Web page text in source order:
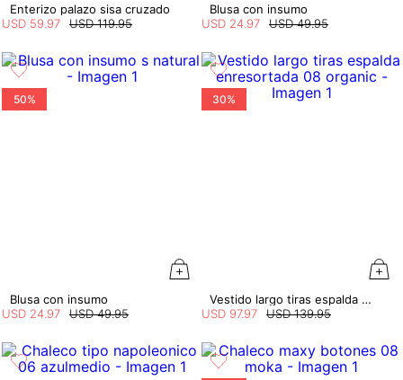
Enterizo palazo sisa cruzado
USD 119.95
USD 59 97
Blusa con insumo
USD 49.95
USD 24 97
50%
Blusa con insumo
USD 49.95
USD 24.97
30%
Vestido largo tiras espalda enresortada
USD 139.95
USD 97.97